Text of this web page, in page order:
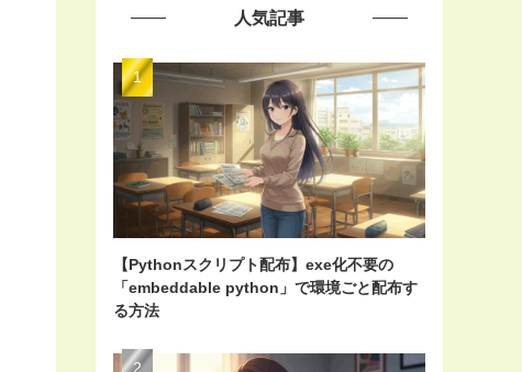
人気記事
【Pythonスクリプト配布】exe化不要の
「embeddable python」で環境ごと配布す
る方法